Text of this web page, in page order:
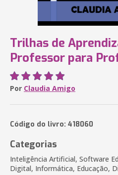
Trilhas de
Professor para
Por Claudia Amigo
Código do livro: 418060
Categorias
Inteligência Artificial, Software
Digital, Informática, Educação,